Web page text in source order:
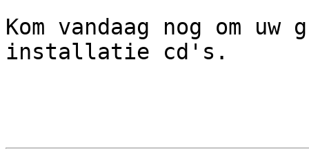
Kom vandaag nog om
installatie cd's.